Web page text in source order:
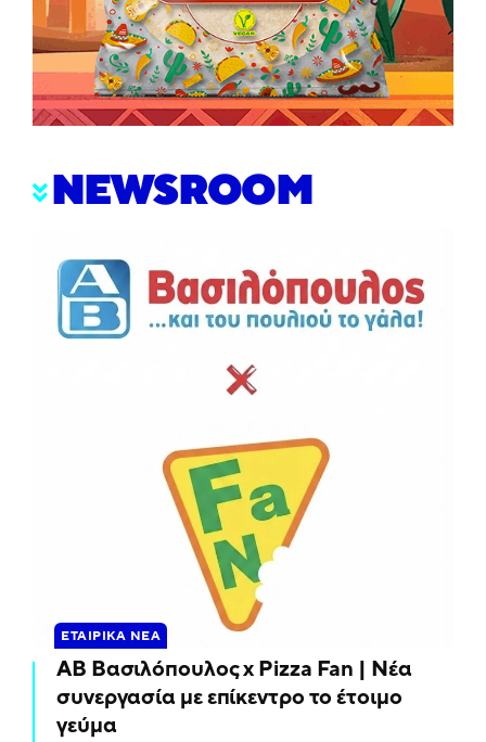
NEWSROOM
ΕΤΑΙΡΙΚΆ ΝΈΑ
ΑΒ Βασιλόπουλος x Pizza Fan | Νέα
συνεργασία με επίκεντρο το έτοιμο
γεύμα